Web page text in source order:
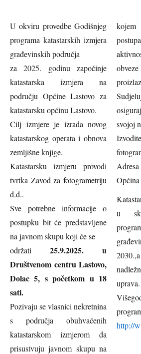
U okviru provedbe Godišnjeg
programa katastarskih izmjera
građevinskih područja
za 2025. godinu započinje
katastarska izmjera na
području Općine Lastovo za
katastarsku općinu Lastovo.
Cilj izmjere je izrada novog
katastarskog operata i obnova
zemljišne knjige.
Katastarsku izmjeru provodi
tvrtka Zavod za fotogrametriju
d.d..
Sve potrebne informacije o
postupku bit će predstavljene
na javnom skupu koji će se
održati 25.9.2025. u
Društvenom centru Lastovo,
Dolac 5, s početkom u 18
sati.
Pozivaju se vlasnici nekretnina
s područja obuhvaćenih
katastarskom izmjerom da
prisustvuju javnom skupu na
svojoj
u
http://